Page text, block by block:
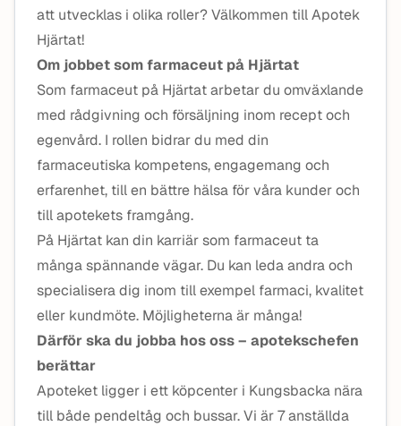
att utvecklas i olika roller? Välkommen till Apotek
Hjärtat!
Om jobbet som farmaceut på Hjärtat
Som farmaceut på Hjärtat arbetar du omväxlande
med rådgivning och försäljning inom recept och
egenvård. I rollen bidrar du med din
farmaceutiska kompetens, engagemang och
erfarenhet, till en bättre hälsa för våra kunder och
till apotekets framgång.
På Hjärtat kan din karriär som farmaceut ta
många spännande vägar. Du kan leda andra och
specialisera dig inom till exempel farmaci, kvalitet
eller kundmöte. Möjligheterna är många!
Därför ska du jobba hos oss – apotekschefen
berättar
Apoteket ligger i ett köpcenter i Kungsbacka nära
till både pendeltåg och bussar. Vi är 7 anställda